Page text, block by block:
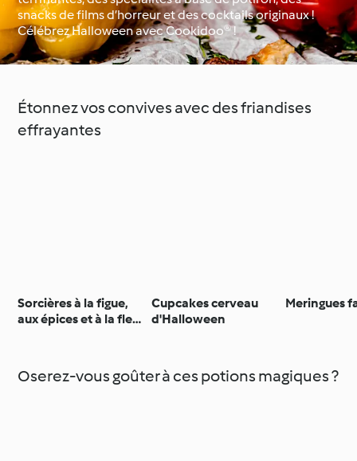
Occasions spéciales et
saisons
Autour du monde avec
Cookidoo®
snacks de films d’horreur et des cocktails originaux !
Célébrez Halloween avec Cookidoo® !
Étonnez vos convives avec des friandises
effrayantes
Sorcières à la figue,
aux épices et à la fleur
Cupcakes cerveau
d'Halloween
Meringues
Oserez-vous goûter à ces potions magiques ?